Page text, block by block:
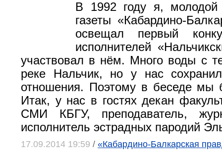
В 1992 году я, молодой
газеты «Кабардино-
освещал первый
исполнителей
участвовал в нём. Много воды с
реке Нальчик, но у нас
отношения. Поэтому в беседе мы
Итак, у нас в гостях декан
СМИ КБГУ, преподаватель,
исполнитель эстрадных пародий
17.09.2014 19:59 / «Кабардино-Балкарская